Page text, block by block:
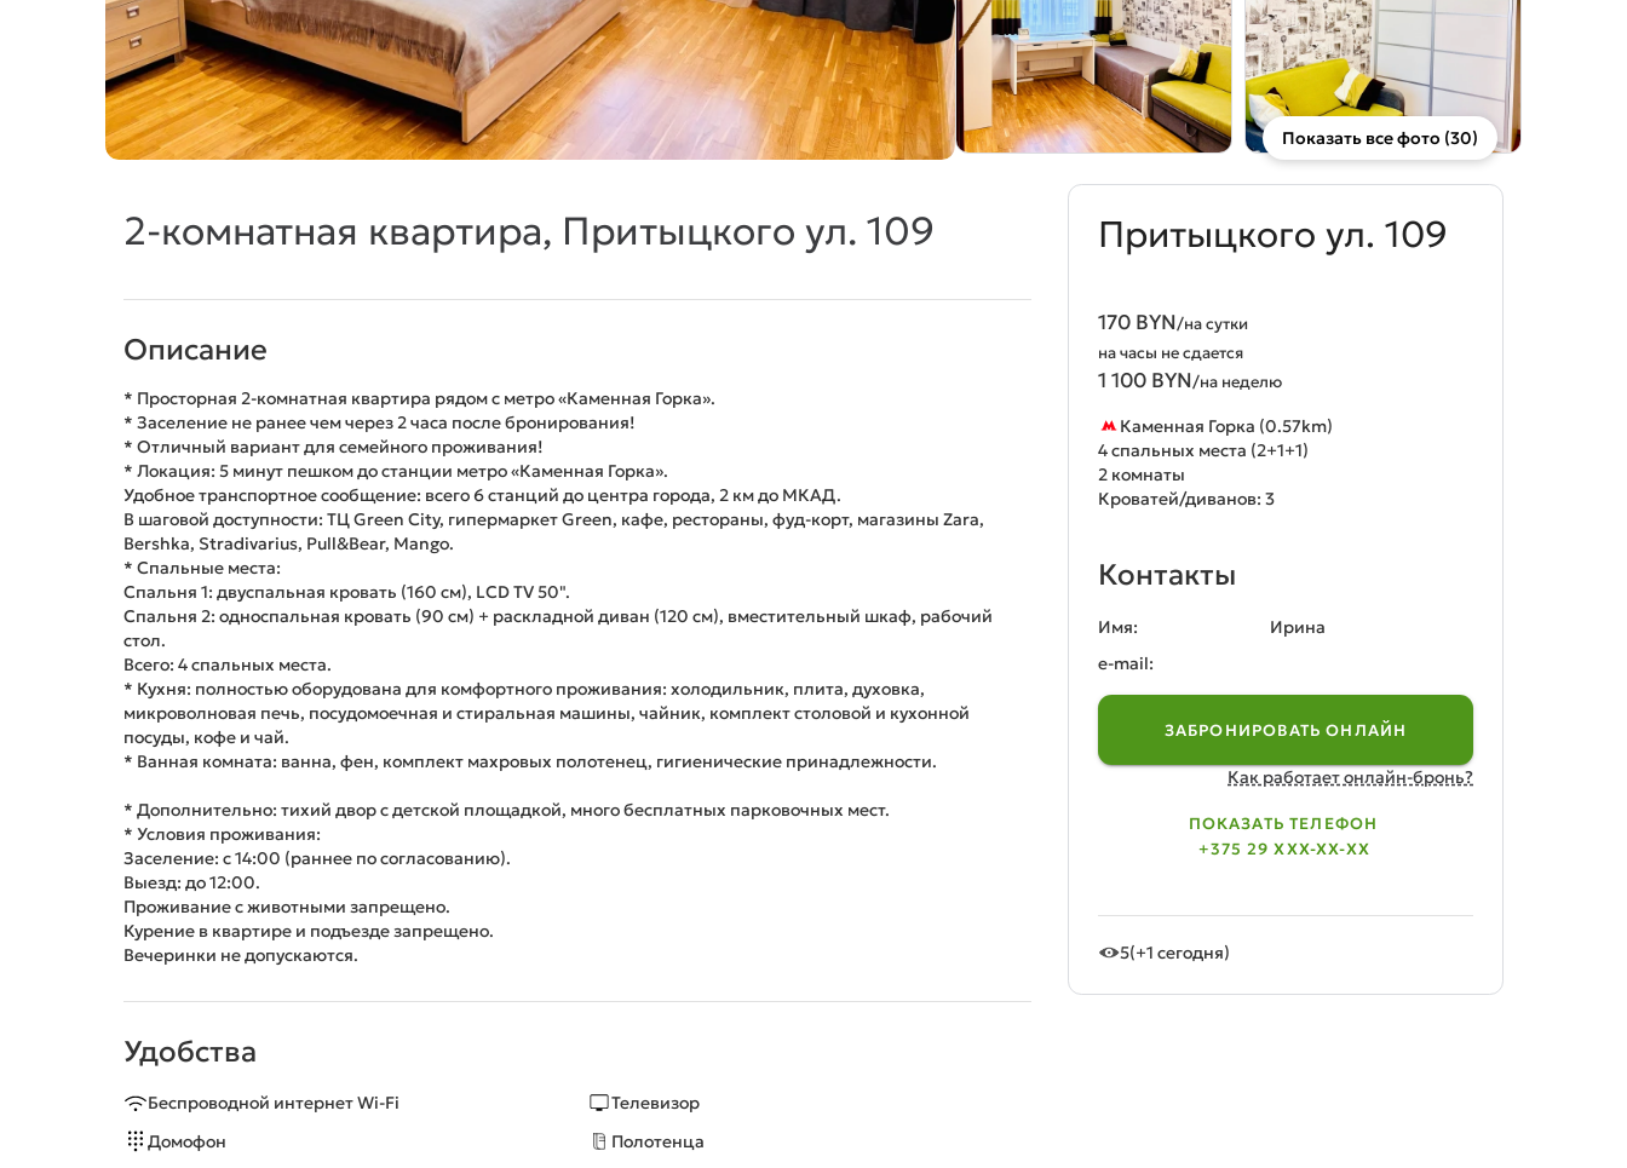
Показать все фото (30)
2-комнатная квартира, Притыцкого ул. 109
Описание
* Просторная 2-комнатная квартира рядом с метро «Каменная Горка».
* Заселение не ранее чем через 2 часа после бронирования!
* Отличный вариант для семейного проживания!
* Локация: 5 минут пешком до станции метро «Каменная Горка».
Удобное транспортное сообщение: всего 6 станций до центра города, 2 км до МКАД.
В шаговой доступности: ТЦ Green City, гипермаркет Green, кафе, рестораны, фуд-корт, магазины Zara,
Bershka, Stradivarius, Pull&Bear, Mango.
* Спальные места:
Спальня 1: двуспальная кровать (160 см), LCD TV 50".
Спальня 2: односпальная кровать (90 см) + раскладной диван (120 см), вместительный шкаф, рабочий
стол.
Всего: 4 спальных места.
* Кухня: полностью оборудована для комфортного проживания: холодильник, плита, духовка,
микроволновая печь, посудомоечная и стиральная машины, чайник, комплект столовой и кухонной
посуды, кофе и чай.
* Ванная комната: ванна, фен, комплект махровых полотенец, гигиенические принадлежности.
* Дополнительно: тихий двор с детской площадкой, много бесплатных парковочных мест.
* Условия проживания:
Заселение: с 14:00 (раннее по согласованию).
Выезд: до 12:00.
Проживание с животными запрещено.
Курение в квартире и подъезде запрещено.
Вечеринки не допускаются.
Удобства
Беспроводной интернет Wi-Fi
Телевизор
Домофон
Полотенца
Притыцкого ул. 109
170 BYN/на сутки
на часы не сдается
1 100 BYN/на неделю
Каменная Горка (0.57km)
4 спальных места (2+1+1)
2 комнаты
Кроватей/диванов: 3
Контакты
Имя:
Ирина
e-mail:
ЗАБРОНИРОВАТЬ ОНЛАЙН
Как работает онлайн-бронь?
ПОКАЗАТЬ ТЕЛЕФОН
+375 29 XXX-XX-XX
5(+1 сегодня)